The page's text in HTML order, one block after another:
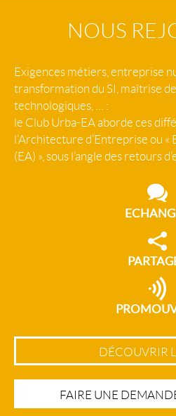
NOUS
Exigences métiers, entreprise
transformation du SI, maîtrise
technologiques, … :
le Club Urba-EA aborde ces
l’Architecture d’Entreprise ou
(EA) », sous l’angle des retours
DÉCOUVRIR
FAIRE UNE